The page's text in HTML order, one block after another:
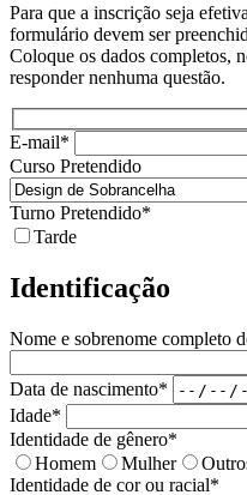
Para que a inscrição seja
formulário devem ser
Coloque os dados completos,
responder nenhuma questão.
E-mail*
Curso Pretendido
Turno Pretendido*
Tarde
Identificação
Nome e sobrenome completo
Data de nascimento*
Idade*
Identidade de gênero*
Homem
Mulher
Identidade de cor ou racial*